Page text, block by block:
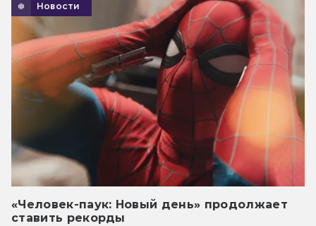
Новости
«Человек-паук: Новый день» продолжает
ставить рекорды